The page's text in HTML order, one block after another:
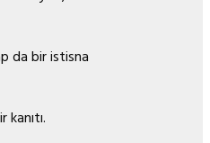
da bir istisna